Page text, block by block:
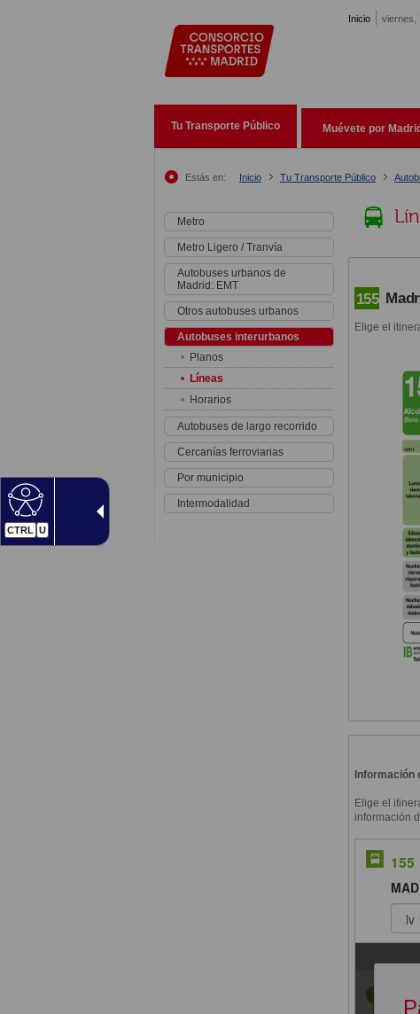
CTRL U
Inicio viernes,
Tu Transporte Público Muévete por
Estás en: Inicio Tu Transporte Público
Metro
Metro Ligero / Tranvía
Autobuses urbanos de
Madrid: EMT
Otros autobuses urbanos
Autobuses interurbanos
Planos
Líneas
Horarios
Autobuses de largo recorrido
Cercanías ferroviarias
Por municipio
Intermodalidad
155
Elige el
Información
Elige el
información